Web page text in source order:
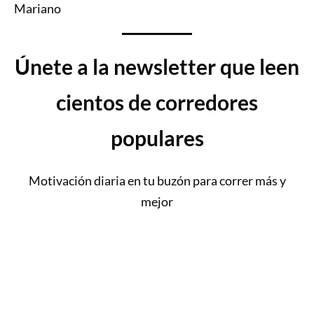
Mariano
Únete a la newsletter que leen
cientos de corredores
populares
Motivación diaria en tu buzón para correr más y
mejor